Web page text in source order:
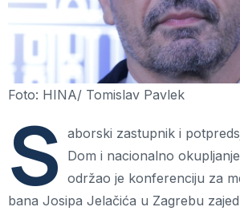
Foto: HINA/ Tomislav Pavlek
S aborski zastupnik i
Dom i nacionalno
održao je konferenciju za
bana Josipa Jelačića u Zagrebu